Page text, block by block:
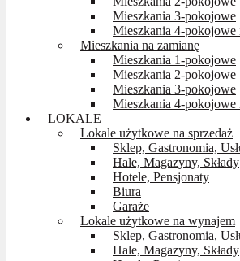
Mieszkania 3-pokojowe
Mieszkania 4-pokojowe
Mieszkania na zamianę
Mieszkania 1-pokojowe
Mieszkania 2-pokojowe
Mieszkania 3-pokojowe
Mieszkania 4-pokojowe
LOKALE
Lokale użytkowe na sprzedaż
Sklep, Gastronomia,
Hale, Magazyny, Składy
Hotele, Pensjonaty
Biura
Garaże
Lokale użytkowe na wynajem
Sklep, Gastronomia,
Hale, Magazyny, Składy